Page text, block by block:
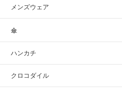
メンズウェア
傘
ハンカチ
クロコダイル